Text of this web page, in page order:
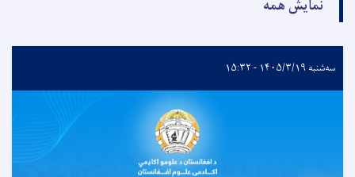
نمایش همه
سه‌شنبه ۱۴۰۵/۳/۱۹ - ۱۵:۳۲